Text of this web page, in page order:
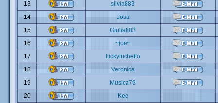
13
silvia883
14
Josa
15
Giulia883
16
~joe~
17
luckyluchetto
18
Veronica
19
Musica79
20
Kee